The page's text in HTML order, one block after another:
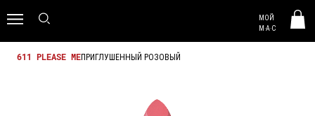
МОЙ
M·A·C
611 PLEASE MEПРИГЛУШЕННЫЙ РОЗОВЫЙ